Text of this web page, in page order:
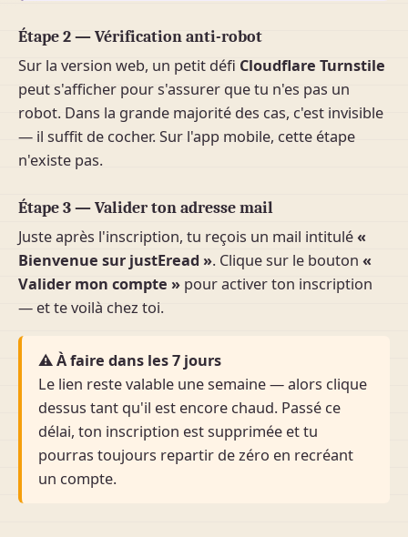
Étape 2 — Vérification anti-robot
Sur la version web, un petit défi Cloudflare Turnstile
peut s'afficher pour s'assurer que tu n'es pas un
robot. Dans la grande majorité des cas, c'est invisible
— il suffit de cocher. Sur l'app mobile, cette étape
n'existe pas.
Étape 3 — Valider ton adresse mail
Juste après l'inscription, tu reçois un mail intitulé«
Bienvenue sur justEread ». Clique sur le bouton «
Valider mon compte » pour activer ton inscription
— et te voilà chez toi.
⚠ À faire dans les 7 jours
Le lien reste valable une semaine — alors clique
dessus tant qu'il est encore chaud. Passé ce
délai, ton inscription est supprimée et tu
pourras toujours repartir de zéro en recréant
un compte.